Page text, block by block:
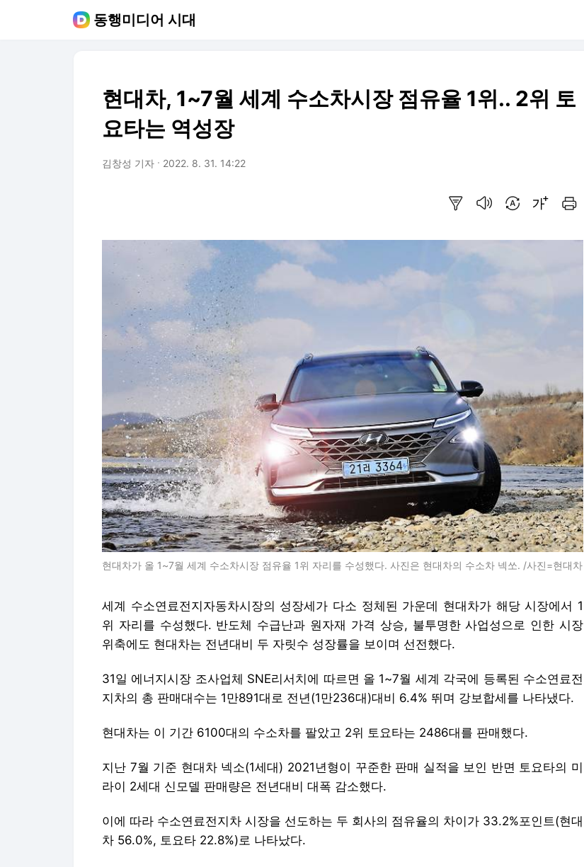
동행미디어 시대
현대차, 1~7월 세계 수소차시장 점유율 1위.. 2위 토
요타는 역성장
김창성 기자 2022. 8. 31. 14:22
현대차가 올 1~7월 세계 수소차시장 점유율 1위 자리를 수성했다. 사진은 현대차의 수소차 넥쏘. /사진=현대차
세계 수소연료전지자동차시장의 성장세가 다소 정체된 가운데 현대차가 해당 시장에서 1
위 자리를 수성했다. 반도체 수급난과 원자재 가격 상승, 불투명한 사업성으로 인한 시장
위축에도 현대차는 전년대비 두 자릿수 성장률을 보이며 선전했다.
31일 에너지시장 조사업체 SNE리서치에 따르면 올 1~7월 세계 각국에 등록된 수소연료전
지차의 총 판매대수는 1만891대로 전년(1만236대)대비 6.4% 뛰며 강보합세를 나타냈다.
현대차는 이 기간 6100대의 수소차를 팔았고 2위 토요타는 2486대를 판매했다.
지난 7월 기준 현대차 넥소(1세대) 2021년형이 꾸준한 판매 실적을 보인 반면 토요타의 미
라이 2세대 신모델 판매량은 전년대비 대폭 감소했다.
이에 따라 수소연료전지차 시장을 선도하는 두 회사의 점유율의 차이가 33.2%포인트(현대
차 56.0%, 토요타 22.8%)로 나타났다.